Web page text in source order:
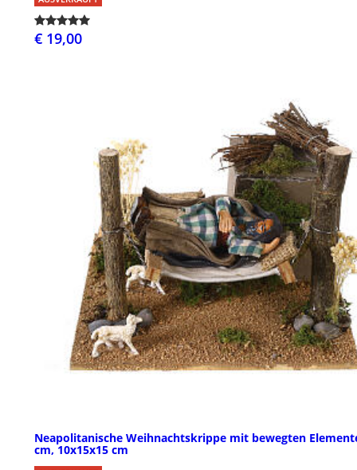
€ 19,00
Neapolitanische Weihnachtskrippe mit bewegten
cm, 10x15x15 cm